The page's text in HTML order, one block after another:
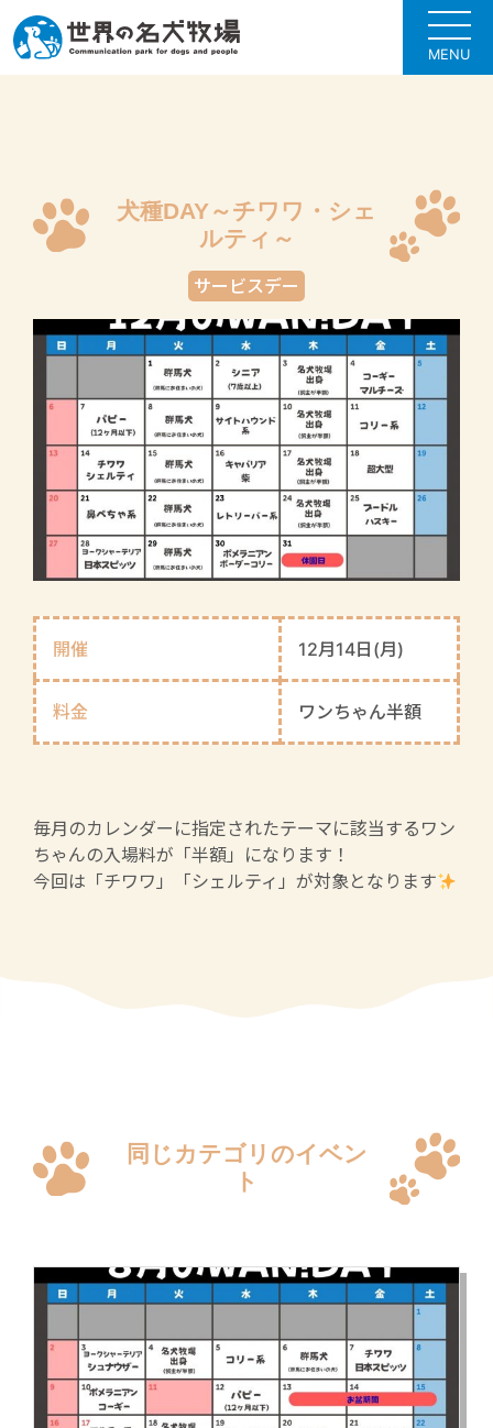
MENU
犬種DAY～チワワ・シェ
ルティ～
サービスデー
開催 12月14日(月)
料金 ワンちゃん半額
毎月のカレンダーに指定されたテーマに該当するワン
ちゃんの入場料が「半額」になります！
今回は「チワワ」「シェルティ」が対象となります
同じカテゴリのイベン
ト